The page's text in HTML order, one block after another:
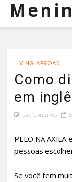
LIVING ABROAD
Como
em
Lais Goncalves
PELO NA AXILA
pessoas
Se você tem